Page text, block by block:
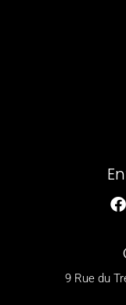
F
a
b
o
9 Rue du